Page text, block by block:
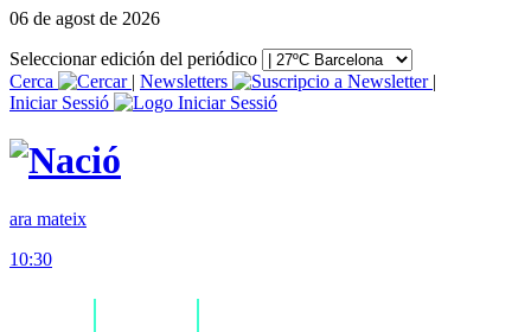
06 de agost de 2026
Seleccionar edición del periódico
Cerca
| Newsletters
|
Iniciar Sessió
ara mateix
10:30